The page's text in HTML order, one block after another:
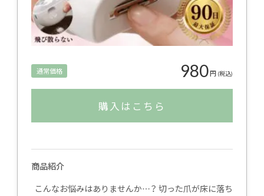
通常価格 980円 (税込)
購入はこちら
商品紹介
こんなお悩みはありませんか…？ 切った爪が床に落ち